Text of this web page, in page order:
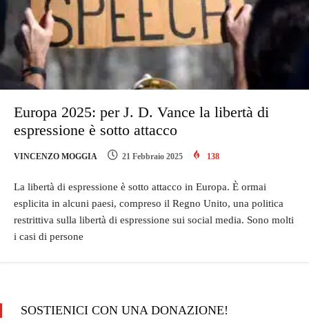
Europa 2025: per J. D. Vance la libertà di
espressione è sotto attacco
VINCENZO MOGGIA 21 Febbraio 2025 138
La libertà di espressione è sotto attacco in Europa. È ormai
esplicita in alcuni paesi, compreso il Regno Unito, una politica
restrittiva sulla libertà di espressione sui social media. Sono molti
i casi di persone
SOSTIENICI CON UNA DONAZIONE!